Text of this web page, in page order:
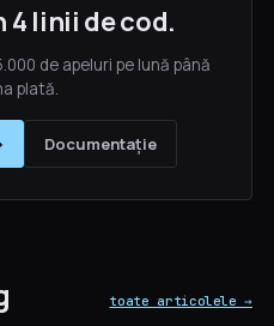
4 linii de cod.
de apeluri pe lună până
plată.
Documentație
toate articolele →